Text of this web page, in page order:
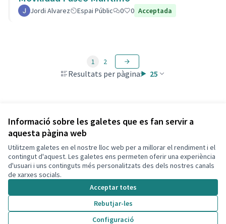
Informació sobre les galetes que es fan servir a
aquesta pàgina web
Utilitzem galetes en el nostre lloc web per a millorar el rendiment i el
contingut d'aquest. Les galetes ens permeten oferir una experiència
d'usuari i uns continguts més personalitzats des dels nostres canals
de xarxes socials.
Acceptar totes
Rebutjar-les
Configuració
Jordi Alvarez Espai Públic 0 0 Acceptada
Resultats per pàgina: 25
1 2
Veure totes les propostes retirades
Termes i condicions d'ús
Configuració de les galetes
Decidim Calafell a X
(Enllaç extern)
Decidim Calafell a Facebook
Decidim Calafell a YouTube
Decidim Calafell a GitHub
(Enllaç extern)
Amb
(Enllaç